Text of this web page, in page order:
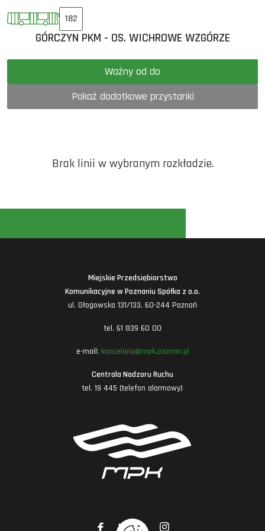
182
GÓRCZYN PKM - OS. WICHROWE WZGÓRZE
Ważny od do
Pokaż dodatkowe przystanki
Brak linii w wybranym rozkładzie.
Miejskie Przedsiębiorstwo
Komunikacyjne w Poznaniu Spółka z o.o.
ul. Głogowska 131/133, 60-244 Poznań
tel. 61 839 60 00
e-mail: kancelaria@mpk.poznan.pl
Centrala Nadzoru Ruchu
tel. 19 445 (telefon alarmowy)